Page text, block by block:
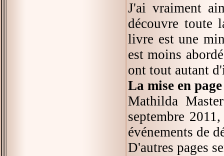
J'ai vraiment
découvre toute
livre est une
est moins
ont tout autant
La mise en
Mathilda
septembre
événements de
D'autres pages